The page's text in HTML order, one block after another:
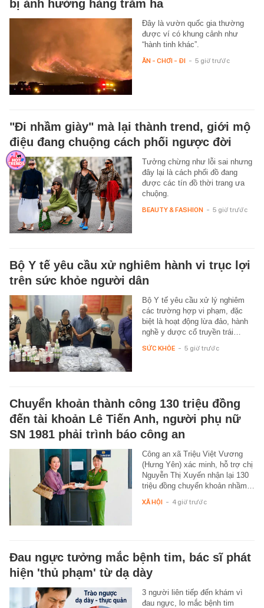
bị ảnh hưởng hàng trăm ha
Đây là vườn quốc gia thường
được ví có khung cảnh như
“hành tinh khác”.
ĂN - CHƠI - ĐI - 5 giờ trước
"Đi nhầm giày" mà lại thành trend, giới mộ
điệu đang chuộng cách phối ngược đời
Tưởng chừng như lỗi sai nhưng
đây lại là cách phối đồ đang
được các tín đồ thời trang ưa
chuộng.
BEAUTY & FASHION - 5 giờ trước
Bộ Y tế yêu cầu xử nghiêm hành vi trục lợi
trên sức khỏe người dân
Bộ Y tế yêu cầu xử lý nghiêm
các trường hợp vi phạm, đặc
biệt là hoạt động lừa đảo, hành
nghề y dược cổ truyền trái…
SỨC KHỎE - 5 giờ trước
Chuyển khoản thành công 130 triệu đồng
đến tài khoản Lê Tiến Anh, người phụ nữ
SN 1981 phải trình báo công an
Công an xã Triệu Việt Vương
(Hưng Yên) xác minh, hỗ trợ chị
Nguyễn Thị Xuyến nhận lại 130
triệu đồng chuyển khoản nhầm…
XÃ HỘI - 4 giờ trước
Đau ngực tưởng mắc bệnh tim, bác sĩ phát
hiện 'thủ phạm' từ dạ dày
3 người liên tiếp đến khám vì
đau ngực, lo mắc bệnh tim